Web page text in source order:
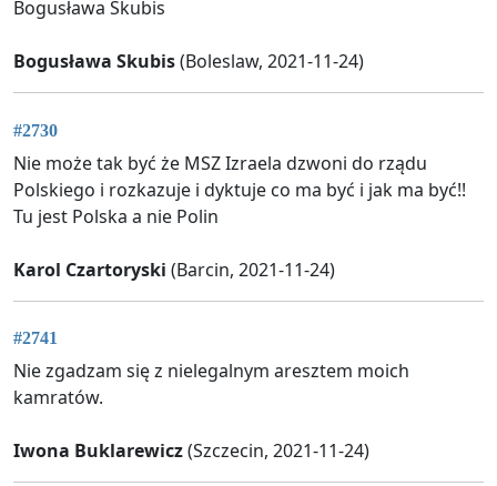
Bogusława Skubis
Bogusława Skubis(Boleslaw, 2021-11-24)
#2730
Nie może tak być że MSZ Izraela dzwoni do rządu
Polskiego i rozkazuje i dyktuje co ma być i jak ma być!!
Tu jest Polska a nie Polin
Karol Czartoryski (Barcin, 2021-11-24)
#2741
Nie zgadzam się z nielegalnym aresztem moich
kamratów.
Iwona Buklarewicz(Szczecin, 2021-11-24)